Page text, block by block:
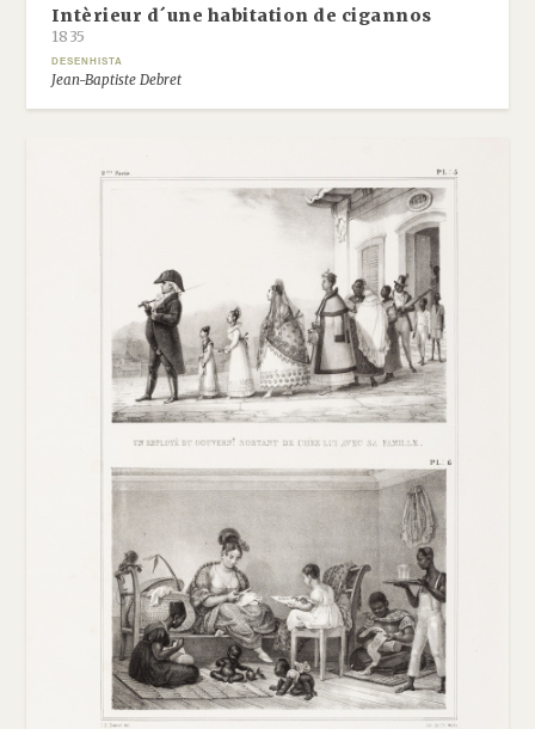
Intèrieur d´une habitation de cigannos
1835
DESENHISTA
Jean-Baptiste Debret